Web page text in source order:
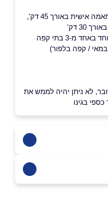
*ניתן לבחור בין עיסוי זוגי בהתאמה אישית באורך 45 דק',
30 דק'
*ארוחת בוקר זוגית ושווה במיוחד באחד מ-3 בתי קפה
לא ניתן יהיה לממש את
כספי בגינו